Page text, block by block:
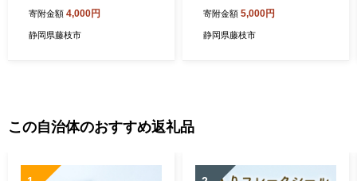
静岡県 藤枝市
寄附金額 4,000円
静岡県藤枝市
動物愛護 藤枝市 静岡県
寄附金額 5,000円
静岡県藤枝市
この自治体のおすすめ返礼品